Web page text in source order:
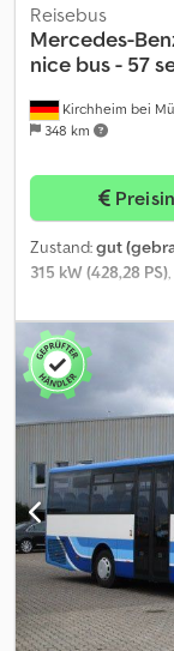
Kirchheim bei
348 km
Reisebus
Mercedes-
nice bus - 57
Zustand:gut
315 kW (428,28 PS)
Konfiguration:2
Bremsen:
Klimaanlage,
Toilette,
EZ: 20.08.2021,
Automatik-
Klima, WC,
Gepäckablage,
Kühlschrank,
Doppelverglasung,
Punktesystem,
elektrisch,